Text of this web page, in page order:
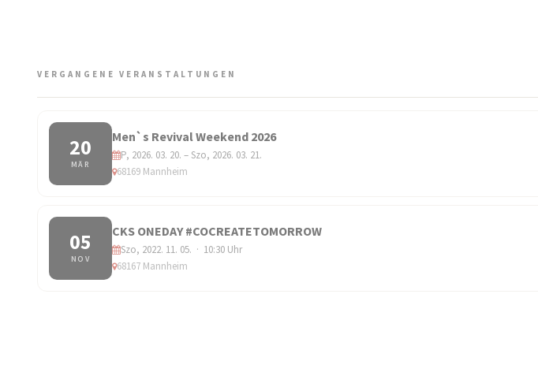
VERGANGENE VERANSTALTUNGEN
20
MÄR
Men`s Revival Weekend 2026
P, 2026. 03. 20. – Szo, 2026. 03. 21.
68169 Mannheim
05
NOV
CKS ONEDAY #COCREATETOMORROW
Szo, 2022. 11. 05. · 10:30 Uhr
68167 Mannheim